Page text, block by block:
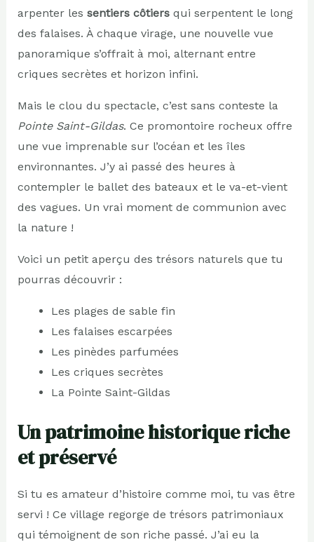
arpenter les sentiers côtiersqui serpentent le long
des falaises. À chaque virage, une nouvelle vue
panoramique s’offrait à moi, alternant entre
criques secrètes et horizon infini.
Mais le clou du spectacle, c’est sans conteste la
Pointe Saint-Gildas. Ce promontoire rocheux offre
une vue imprenable sur l’océan et les îles
environnantes. J’y ai passé des heures à
contempler le ballet des bateaux et le va-et-vient
des vagues. Un vrai moment de communion avec
la nature !
Voici un petit aperçu des trésors naturels que tu
pourras découvrir :
Les plages de sable fin
Les falaises escarpées
Les pinèdes parfumées
Les criques secrètes
La Pointe Saint-Gildas
Un patrimoine historique riche
et préservé
Si tu es amateur d’histoire comme moi, tu vas être
servi ! Ce village regorge de trésors patrimoniaux
qui témoignent de son riche passé. J’ai eu la